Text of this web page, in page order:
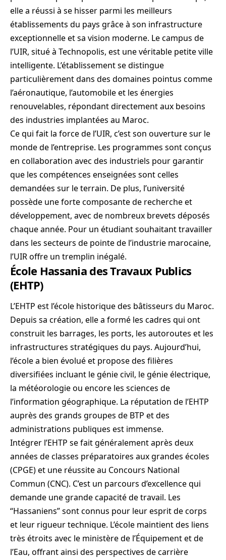
elle a réussi à se hisser parmi les meilleurs
établissements du pays grâce à son infrastructure
exceptionnelle et sa vision moderne. Le campus de
l’UIR, situé à Technopolis, est une véritable petite ville
intelligente. L’établissement se distingue
particulièrement dans des domaines pointus comme
l’aéronautique, l’automobile et les énergies
renouvelables, répondant directement aux besoins
des industries implantées au Maroc.
Ce qui fait la force de l’UIR, c’est son ouverture sur le
monde de l’entreprise. Les programmes sont conçus
en collaboration avec des industriels pour garantir
que les compétences enseignées sont celles
demandées sur le terrain. De plus, l’université
possède une forte composante de recherche et
développement, avec de nombreux brevets déposés
chaque année. Pour un étudiant souhaitant travailler
dans les secteurs de pointe de l’industrie marocaine,
l’UIR offre un tremplin inégalé.
École Hassania des Travaux Publics
(EHTP)
L’EHTP est l’école historique des bâtisseurs du Maroc.
Depuis sa création, elle a formé les cadres qui ont
construit les barrages, les ports, les autoroutes et les
infrastructures stratégiques du pays. Aujourd’hui,
l’école a bien évolué et propose des filières
diversifiées incluant le génie civil, le génie électrique,
la météorologie ou encore les sciences de
l’information géographique. La réputation de l’EHTP
auprès des grands groupes de BTP et des
administrations publiques est immense.
Intégrer l’EHTP se fait généralement après deux
années de classes préparatoires aux grandes écoles
(CPGE) et une réussite au Concours National
Commun (CNC). C’est un parcours d’excellence qui
demande une grande capacité de travail. Les
“Hassaniens” sont connus pour leur esprit de corps
et leur rigueur technique. L’école maintient des liens
très étroits avec le ministère de l’Équipement et de
l’Eau, offrant ainsi des perspectives de carrière